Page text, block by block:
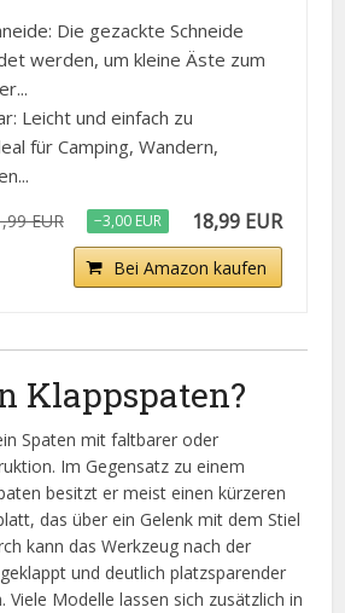
Die gezackte Schneide
werden, um kleine Äste zum
Leicht und einfach zu
für Camping, Wandern,
EUR −3,00 EUR 18,99 EUR
Bei Amazon kaufen
Klappspaten?
Spaten mit faltbarer oder
Im Gegensatz zu einem
besitzt er meist einen kürzeren
das über ein Gelenk mit dem Stiel
kann das Werkzeug nach der
und deutlich platzsparender
Modelle lassen sich zusätzlich in